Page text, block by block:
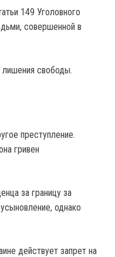
149 Уголовного
совершенной в
свободы.
преступление.
гривен
за границу за
однако
действует запрет на